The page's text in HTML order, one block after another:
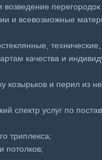
возведение
и всевозможные
качества и
козырьков и перил из
спектр услуг по
триплекса;
потолков;